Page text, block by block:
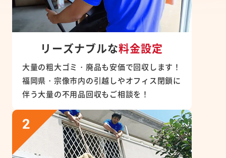
リーズナブルな料金設定
大量の粗大ゴミ・廃品も安価で回収します！
福岡県・宗像市内の引越しやオフィス閉鎖に
伴う大量の不用品回収もご相談を！